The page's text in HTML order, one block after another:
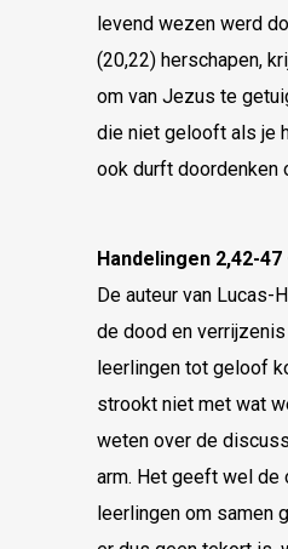
levend wezen werd
(20,22) herschapen,
om van Jezus te
die niet gelooft als je
ook durft doordenken
Handelingen 2,42-
De auteur van Lucas-
de dood en
leerlingen tot geloof
strookt niet met wat
weten over de
arm. Het geeft wel de
leerlingen om samen